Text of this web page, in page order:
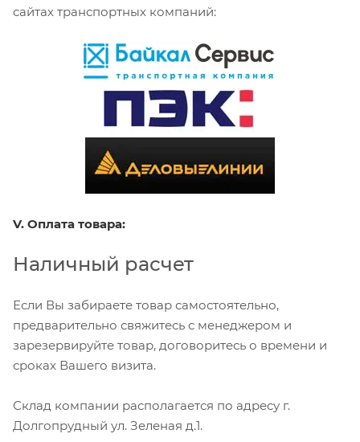
сайтах транспортных компаний:
V. Оплата товара:
Наличный расчет
Если Вы забираете товар самостоятельно,
предварительно свяжитесь с менеджером и
зарезервируйте товар, договоритесь о времени и
сроках Вашего визита.
Склад компании располагается по адресу г.
Долгопрудный ул. Зеленая д.1.